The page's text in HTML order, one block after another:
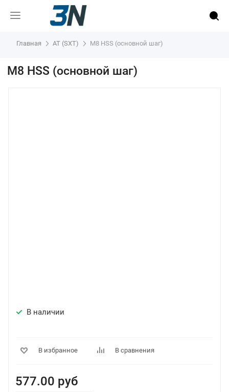
Главная AT (SXT) M8 HSS (основной шаг)
M8 HSS (основной шаг)
В наличии
В избранное В сравнения
577.00 руб